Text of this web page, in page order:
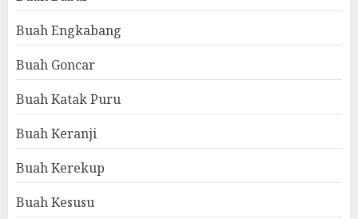
Buah Engkabang
Buah Goncar
Buah Katak Puru
Buah Keranji
Buah Kerekup
Buah Kesusu